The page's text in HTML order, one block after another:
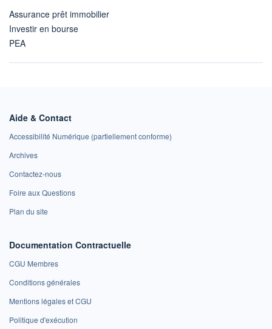
Assurance prêt immobilier
Investir en bourse
PEA
Aide & Contact
Accessibilité Numérique (partiellement conforme)
Archives
Contactez-nous
Foire aux Questions
Plan du site
Documentation Contractuelle
CGU Membres
Conditions générales
Mentions légales et CGU
Politique d'exécution